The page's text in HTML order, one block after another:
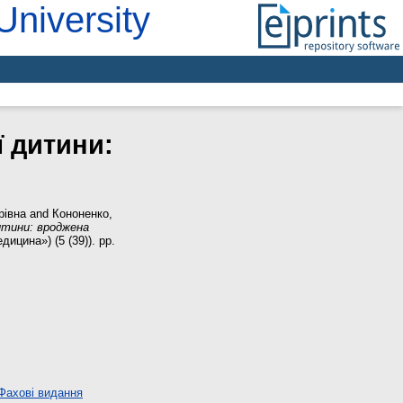
дитини:
and Кононенко,
вроджена
(5 (39)). pp.
видання